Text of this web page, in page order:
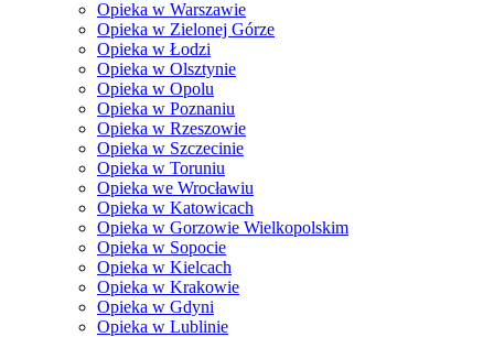
Opieka w Warszawie
Opieka w Zielonej Górze
Opieka w Łodzi
Opieka w Olsztynie
Opieka w Opolu
Opieka w Poznaniu
Opieka w Rzeszowie
Opieka w Szczecinie
Opieka w Toruniu
Opieka we Wrocławiu
Opieka w Katowicach
Opieka w Gorzowie Wielkopolskim
Opieka w Sopocie
Opieka w Kielcach
Opieka w Krakowie
Opieka w Gdyni
Opieka w Lublinie